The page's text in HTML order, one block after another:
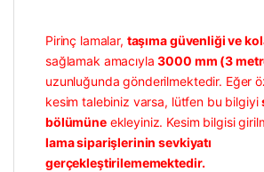
Pirinç lamalar, taşıma güvenliği ve
sağlamak amacıyla3000 mm (3
uzunluğunda gönderilmektedir. Eğer
kesim talebiniz varsa, lütfen bu bilgiyi
bölümüneekleyiniz. Kesim bilgisi
lama siparişlerinin sevkiyatı
gerçekleştirilememektedir.